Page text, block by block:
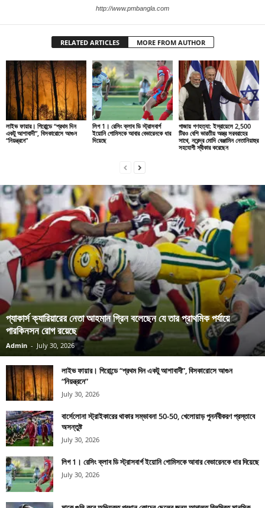
http://www.pmbangla.com
RELATED ARTICLES MORE FROM AUTHOR
লাইভ ফায়ার। গিরোন্ডে “প্রথম দিন
একটু আশাবাদী”, বিসকারোসে আগুন
“নিয়ন্ত্রনে”
লিগ 1। রেসিং ক্লাব ডি স্ট্রাসবার্গ
ইয়োনি গোমিসকে আবার বেভারেনকে ধার
দিয়েছে
গাজায় গণহত্যা: ইস্রায়েলে 2,500
টিরও বেশি ভারতীয় অস্ত্র সরবরাহের
সাথে, নরেন্দ্র মোদি বেঞ্জামিন নেতানিয়াহুর
সহযোগী স্বীকার করেছেন
প্যাকার্স ক্যারিয়ারের নেতা আহমান গ্রিন বলেছেন যে তার প্রাথমিক পর্যায়ে
পারকিনসন রোগ রয়েছে
Admin - July 30, 2026
লাইভ ফায়ার। গিরোন্ডে “প্রথম দিন একটু আশাবাদী”, বিসকারোসে আগুন
“নিয়ন্ত্রনে”
July 30, 2026
বার্সেলোনা স্ট্রাইকারের থাকার সম্ভাবনা 50-50, খেলোয়াড় পুনর্নবীকরণ প্রস্তাবে
অসন্তুষ্ট
July 30, 2026
লিগ 1। রেসিং ক্লাব ডি স্ট্রাসবার্গ ইয়োনি গোমিসকে আবার বেভারেনকে ধার দিয়েছে
July 30, 2026